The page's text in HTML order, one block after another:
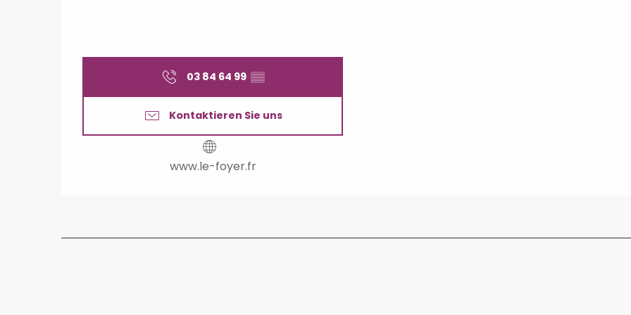
03 84 64 99 ▒▒
Kontaktieren Sie uns
www.le-foyer.fr